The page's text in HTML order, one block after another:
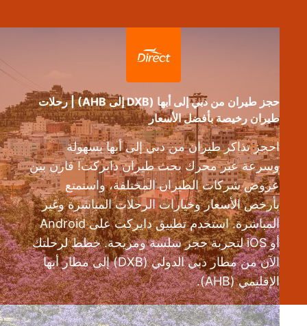
حجز طيران من دبي إلى أبها (DXB إلى AHB) | رحلات
طيران رخيصة بأفضل الأسعار
احجز تذاكر طيران من دبي إلى أبها بسهولة
وسرعة عبر محرك بحث طيران دايركت! قارن بين
عروض شركات الطيران المختلفة، واستمتع
بأرخص الأسعار وخيارات الرحلات المباشرة وغير
المباشرة. استخدم تطبيق دايركت على Android
أو iOS لتجربة حجز سلسة ومريحة. خطط لرحلتك
الآن من مطار دبي الدولي (DXB) إلى مطار أبها
الإقليمي (AHB).